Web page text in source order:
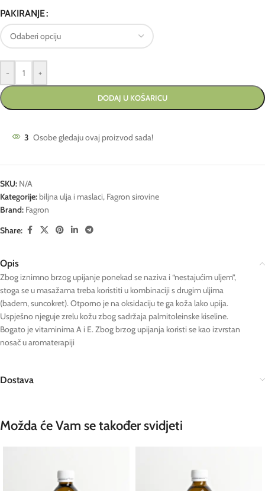
PAKIRANJE
- +
DODAJ U KOŠARICU
3 Osobe gledaju ovaj proizvod sada!
SKU: N/A
Kategorije: biljna ulja i maslaci, Fagron sirovine
Brand: Fagron
Share:
Opis
Zbog iznimno brzog upijanje ponekad se naziva i “nestajućim uljem”,
stoga se u masažama treba koristiti u kombinaciji s drugim uljima
(badem, suncokret). Otporno je na oksidaciju te ga koža lako upija.
Uspješno njeguje zrelu kožu zbog sadržaja palmitoleinske kiseline.
Bogato je vitaminima A i E. Zbog brzog upijanja koristi se kao izvrstan
nosač u aromaterapiji
Dostava
Možda će Vam se također svidjeti